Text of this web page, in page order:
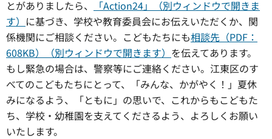
とがありましたら、
「Action24」（別ウィンドウで開きま
す） に基づき、学校や教育委員会にお伝えいただくか、関
係機関にご相談ください。こどもたちにも相談先（PDF：
608KB）（別ウィンドウで開きます） を伝えてあります。
もし緊急の場合は、警察等にご連絡ください。江東区のす
べてのこどもたちにとって、「みんな、かがやく！」夏休
みになるよう、「ともに」の思いで、これからもこどもた
ち、学校・幼稚園を支えてくださるよう、よろしくお願い
いたします。